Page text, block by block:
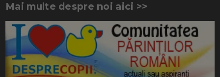
Mai multe despre noi aici >>